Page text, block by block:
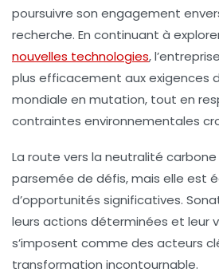
poursuivre son engagement
recherche. En continuant à
nouvelles technologies,
plus efficacement aux exigences
mondiale en mutation, tout en
contraintes environnementales
La route vers la neutralité carbone
parsemée de défis, mais elle est
d’opportunités significatives.
leurs actions déterminées et leur
s’imposent comme des acteurs
transformation incontournable.